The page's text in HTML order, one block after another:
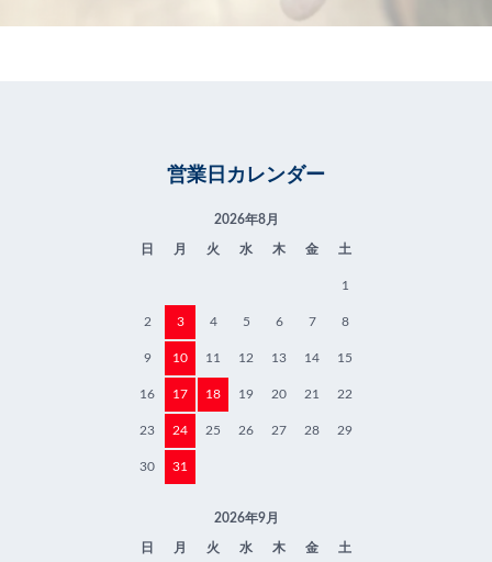
営業日カレンダー
2026年8月
日 月 火 水 木 金 土
1
2 3 4 5 6 7 8
9 10 11 12 13 14 15
16 17 18 19 20 21 22
23 24 25 26 27 28 29
30 31
2026年9月
日 月 火 水 木 金 土